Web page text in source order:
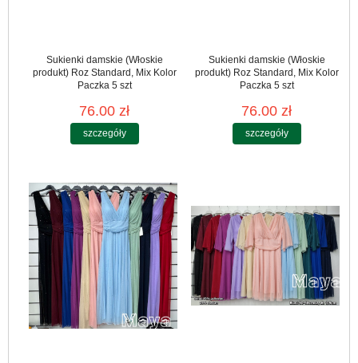
Sukienki damskie (Włoskie
produkt) Roz Standard, Mix Kolor
Paczka 5 szt
76.00 zł
szczegóły
Sukienki damskie (Włoskie
produkt) Roz Standard, Mix Kolor
Paczka 5 szt
76.00 zł
szczegóły